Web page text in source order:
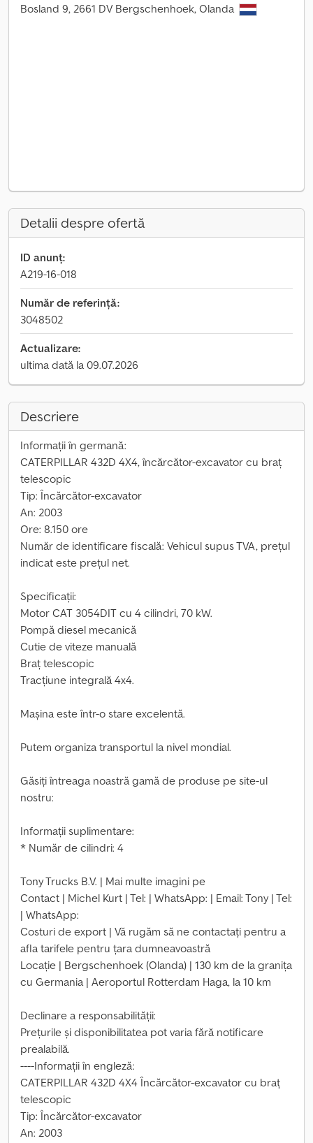
Bosland 9, 2661 DV Bergschenhoek, Olanda
Detalii despre ofertă
ID anunț:
A219-16-018
Număr de referință:
3048502
Actualizare:
ultima dată la 09.07.2026
Descriere
Informații în germană:
CATERPILLAR 432D 4X4, încărcător-excavator cu braț
telescopic
Tip: Încărcător-excavator
An: 2003
Ore: 8.150 ore
Număr de identificare fiscală: Vehicul supus TVA, prețul
indicat este prețul net.
Specificații:
Motor CAT 3054DIT cu 4 cilindri, 70 kW.
Pompă diesel mecanică
Cutie de viteze manuală
Braț telescopic
Tracțiune integrală 4x4.
Mașina este într-o stare excelentă.
Putem organiza transportul la nivel mondial.
Găsiți întreaga noastră gamă de produse pe site-ul
nostru:
Informații suplimentare:
* Număr de cilindri: 4
Tony Trucks B.V. | Mai multe imagini pe
Contact | Michel Kurt | Tel: | WhatsApp: | Email: Tony | Tel:
| WhatsApp:
Costuri de export | Vă rugăm să ne contactați pentru a
afla tarifele pentru țara dumneavoastră
Locație | Bergschenhoek (Olanda) | 130 km de la granița
cu Germania | Aeroportul Rotterdam Haga, la 10 km
Declinare a responsabilității:
Prețurile și disponibilitatea pot varia fără notificare
prealabilă.
----Informații în engleză:
CATERPILLAR 432D 4X4 Încărcător-excavator cu braț
telescopic
Tip: Încărcător-excavator
An: 2003